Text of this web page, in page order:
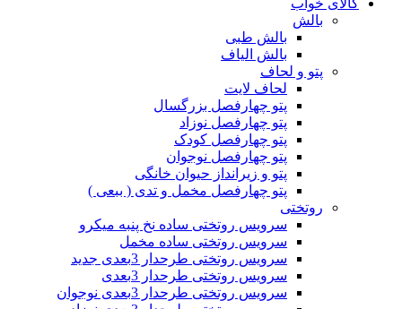
کالای خواب
بالش
بالش طبی
بالش الیاف
پتو و لحاف
لحاف لایت
پتو چهارفصل بزرگسال
پتو چهارفصل نوزاد
پتو چهارفصل کودک
پتو چهارفصل نوجوان
پتو و زیرانداز حیوان خانگی
پتو چهارفصل مخمل و تدی ( ببعی )
روتختی
سرویس روتختی ساده نخ پنبه میکرو
سرویس روتختی ساده مخمل
سرویس روتختی طرحدار 3بعدی جدید
سرویس روتختی طرحدار 3بعدی
سرویس روتختی طرحدار 3بعدی نوجوان